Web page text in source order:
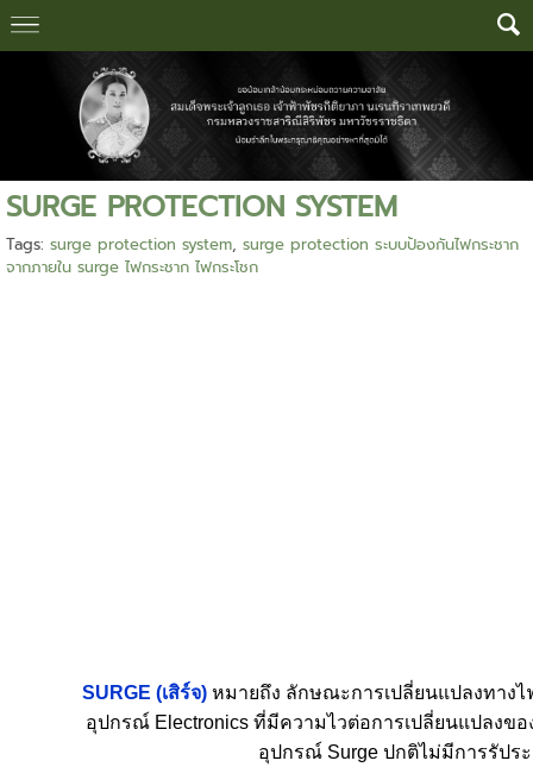
SURGE PROTECTION SYSTEM
Tags: surge protection system, surge protection ระบบป้องกันไฟกระชาก
จากภายใน surge ไฟกระชาก ไฟกระโชก
SURGE (เสิร์จ) หมายถึง ลักษณะการเปลี่ยนแปลงทาง
อุปกรณ์ Electronics ที่มีความไวต่อการเปลี่ยนแปลงข
อุปกรณ์ Surge ปกติไม่มีการรัปร